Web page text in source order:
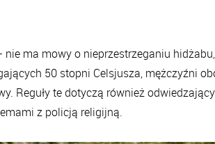
ma mowy o nieprzestrzeganiu hidżabu
50 stopni Celsjusza, mężczyźni
Reguły te dotyczą również
z policją religijną.